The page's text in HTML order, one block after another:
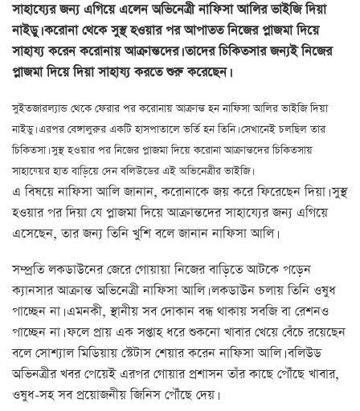
সাহায্যের জন্য এগিয়ে এলেন অভিনেত্রী নাফিসা আলির ভাইজি দিয়া
নাইডু। করোনা থেকে সুস্থ হওয়ার পর আপাতত নিজের প্লাজমা দিয়ে
সাহায্য করেন করোনায় আক্রান্তদের। তাদের চিকিতসার জন্যই নিজের
প্লাজমা দিয়ে দিয়া সাহায্য করতে শুরু করেছেন।
সুইতজারল্যান্ড থেকে ফেরার পর করোনায় আক্রান্ত হন নাফিসা আলির ভাইজি দিয়া
নাইডু। এরপর বেঙ্গালুরুর একটি হাসপাতালে ভর্তি হন তিনি। সেখানেই চলছিল তার
চিকিতসা। সুস্থ হওয়ার পর নিজের প্লাজমা দিয়ে করোনা আক্রান্তদের চিকিতসায়
সাহায্য়ের হাত বাড়িয়ে দেন বলিউডের এই অভিনেত্রীর ভাইজি।
এ বিষয়ে নাফিসা আলি জানান, করোনাকে জয় করে ফিরেছেন দিয়া। সুস্থ
হওয়ার পর দিয়া যে প্লাজমা দিয়ে আক্রান্তদের সাহায্যের জন্য এগিয়ে
এসেছেন, তার জন্য তিনি খুশি বলে জানান নাফিসা আলি।
সম্প্রতি লকডাউনের জেরে গোয়ায়া নিজের বাড়িতে আটকে পড়েন
ক্যানসার আক্রান্ত অভিনেত্রী নাফিসা আলি। লকডাউন চলায় তিনি ওষুধ
পাচ্ছেন না। এমনকী, স্থানীয় সব দোকান বন্ধ থাকায় সবজি বা রেশনও
পাচ্ছেন না। ফলে প্রায় এক সপ্তাহ ধরে শুকনো খাবার খেয়ে বেঁচে রয়েছেন
বলে সোশ্যাল মিডিয়ায় স্টেটাস শেয়ার করেন নাফিসা আলি। বলিউড
অভিনত্রীর খবর পেয়েই এরপর গোয়ার প্রশাসন তাঁর কাছে পৌঁছে খাবার,
ওষুধ-সহ সব প্রয়োজনীয় জিনিস পৌঁছে দেয়।